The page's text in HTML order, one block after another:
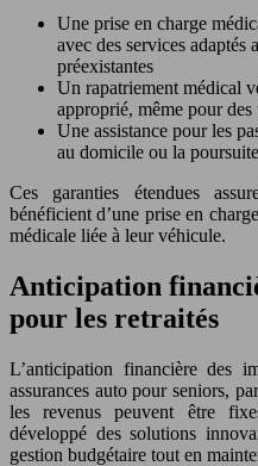
Une prise en charge
avec des services adaptés
préexistantes
Un rapatriement médical
approprié, même pour
Une assistance pour les
au domicile ou la
Ces garanties étendues
bénéficient d’une prise en
médicale liée à leur véhicule.
Anticipation
pour les retraités
L’anticipation financière des
assurances auto pour seniors,
les revenus peuvent être
développé des solutions
gestion budgétaire tout en